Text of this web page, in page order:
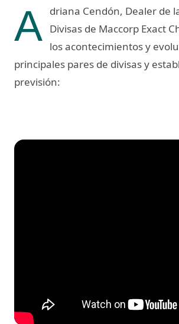
A driana Cendón, Dealer de
Divisas de Maccorp Exact
los acontecimientos y
principales pares de divisas y
previsión: